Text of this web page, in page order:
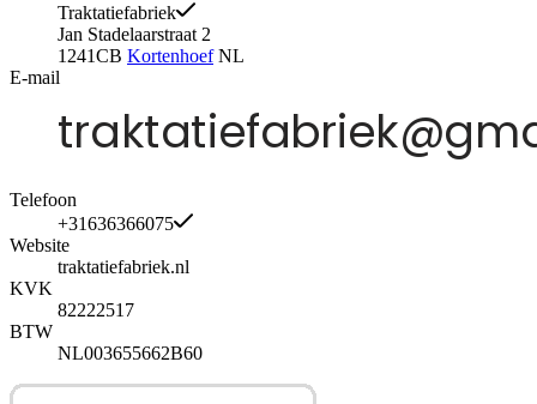
Traktatiefabriek
Jan Stadelaarstraat 2
1241CB KortenhoefNL
E-mail
Telefoon
+31636366075
Website
traktatiefabriek.nl
KVK
82222517
BTW
NL003655662B60